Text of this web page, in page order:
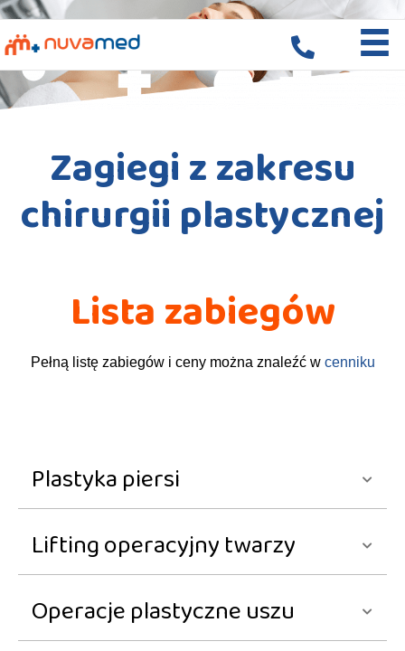
Skip
content
Zagiegi z zakresu
chirurgii plastycznej
Lista zabiegów
Pełną listę zabiegów i ceny można znaleźć w cenniku
Plastyka piersi
Lifting operacyjny twarzy
Operacje plastyczne uszu